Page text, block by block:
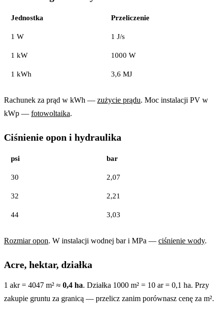
Jednostka Przeliczenie
1 W 1 J/s
1 kW 1000 W
1 kWh 3,6 MJ
Rachunek za prąd w kWh — zużycie prądu. Moc instalacji PV w
kWp — fotowoltaika.
Ciśnienie opon i hydraulika
psi bar
30 2,07
32 2,21
44 3,03
Rozmiar opon. W instalacji wodnej bar i MPa — ciśnienie wody.
Acre, hektar, działka
1 akr = 4047 m² ≈ 0,4 ha. Działka 1000 m² = 10 ar = 0,1 ha. Przy
zakupie gruntu za granicą — przelicz zanim porównasz cenę za m².